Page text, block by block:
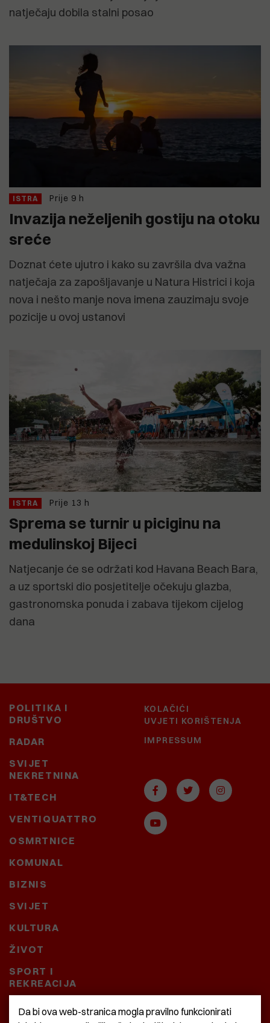
natječaju dobila stalni posao
ISTRA Prije 9 h
Invazija neželjenih gostiju na otoku
sreće
Doznat ćete ujutro i kako su završila dva važna
natječaja za zapošljavanje u Natura Histrici i koja
nova i nešto manje nova imena zauzimaju svoje
pozicije u ovoj ustanovi
ISTRA Prije 13 h
Sprema se turnir u piciginu na
medulinskoj Bijeci
Natjecanje će se održati kod Havana Beach Bara,
a uz sportski dio posjetitelje očekuju glazba,
gastronomska ponuda i zabava tijekom cijelog
dana
POLITIKA I
DRUŠTVO
RADAR
SVIJET
NEKRETNINA
IT&TECH
VENTIQUATTRO
OSMRTNICE
KOMUNAL
BIZNIS
SVIJET
KULTURA
ŽIVOT
SPORT I
REKREACIJA
CRNA KRONIKA
KOLAČIĆI
UVJETI KORIŠTENJA
IMPRESSUM
Da bi ova web-stranica mogla pravilno funkcionirati